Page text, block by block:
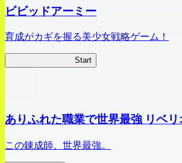
ビビッドアーミー
育成がカギを握る美少女戦略ゲーム！
Start
ありふれた職業で世界最強 リベ
この錬成師、世界最強。